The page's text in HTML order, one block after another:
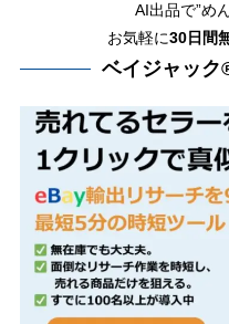
AI出品で”め
お気軽に30日間
ベイジャック